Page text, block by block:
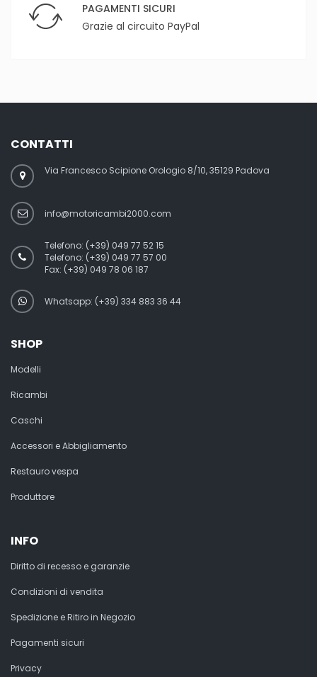
PAGAMENTI SICURI
Grazie al circuito PayPal
CONTATTI
Via Francesco Scipione Orologio 8/10, 35129 Padova
info@motoricambi2000.com
Telefono: (+39) 049 77 52 15
Telefono: (+39) 049 77 57 00
Fax: (+39) 049 78 06 187
Whatsapp: (+39) 334 883 36 44
SHOP
Modelli
Ricambi
Caschi
Accessori e Abbigliamento
Restauro vespa
Produttore
INFO
Diritto di recesso e garanzie
Condizioni di vendita
Spedizione e Ritiro in Negozio
Pagamenti sicuri
Privacy